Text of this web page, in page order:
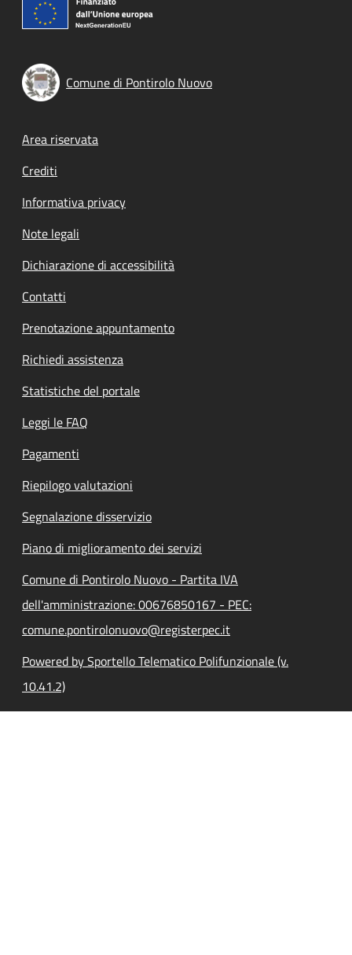
Comune di Pontirolo Nuovo
Footer menu
Area riservata
Crediti
Informativa privacy
Note legali
Dichiarazione di accessibilità
Contatti
Prenotazione appuntamento
Richiedi assistenza
Statistiche del portale
Leggi le FAQ
Pagamenti
Riepilogo valutazioni
Segnalazione disservizio
Piano di miglioramento dei servizi
Comune di Pontirolo Nuovo - Partita IVA
dell'amministrazione: 00676850167 - PEC:
comune.pontirolonuovo@registerpec.it
Powered by Sportello Telematico Polifunzionale (v.
10.41.2)